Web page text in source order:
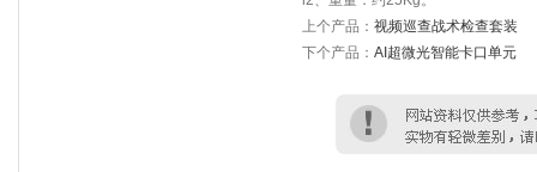
上个产品： 视频巡查战术检查套装
下个产品： AI超微光智能卡口单元